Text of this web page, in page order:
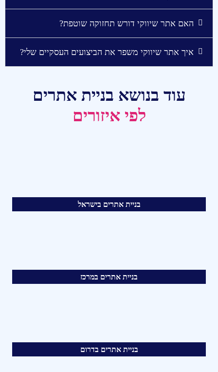
האם אתר שיווקי דורש תחזוקה שוטפת?
איך אתר שיווקי משפר את הביצועים העסקיים שלי?
עוד בנושא בניית אתרים
לפי איזורים
בניית אתרים בישראל
בניית אתרים במרכז
בניית אתרים בדרום